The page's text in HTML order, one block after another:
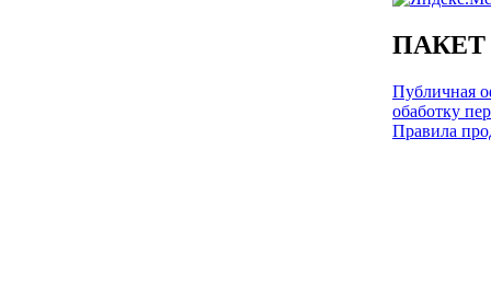
Публичная
обаботку
Правила